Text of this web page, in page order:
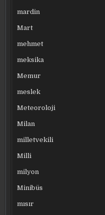
mardin
Mart
mehmet
meksika
Memur
meslek
Meteoroloji
Milan
milletvekili
Milli
milyon
Minibüs
mısır